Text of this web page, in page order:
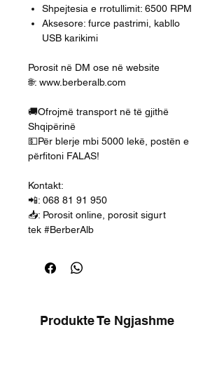
Shpejtesia e rrotullimit: 6500 RPM
Aksesore: furce pastrimi, kabllo
USB karikimi
Porosit në DM ose në website
🌐: www.berberalb.com
🚚Ofrojmë transport në të gjithë
Shqipërinë
💵Për blerje mbi 5000 lekë, postën e
përfitoni FALAS!
Kontakt:
📲: 068 81 91 950
📥: Porosit online, porosit sigurt
tek #BerberAlb
Produkte Te Ngjashme